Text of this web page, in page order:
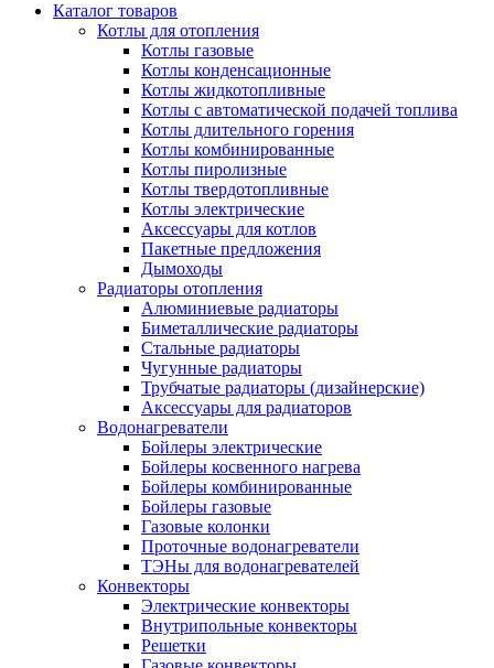
Каталог товаров
Котлы для отопления
Котлы газовые
Котлы конденсационные
Котлы жидкотопливные
Котлы с автоматической подачей топлива
Котлы длительного горения
Котлы комбинированные
Котлы пиролизные
Котлы твердотопливные
Котлы электрические
Аксессуары для котлов
Пакетные предложения
Дымоходы
Радиаторы отопления
Алюминиевые радиаторы
Биметаллические радиаторы
Стальные радиаторы
Чугунные радиаторы
Трубчатые радиаторы (дизайнерские)
Аксессуары для радиаторов
Водонагреватели
Бойлеры электрические
Бойлеры косвенного нагрева
Бойлеры комбинированные
Бойлеры газовые
Газовые колонки
Проточные водонагреватели
ТЭНы для водонагревателей
Конвекторы
Электрические конвекторы
Внутрипольные конвекторы
Решетки